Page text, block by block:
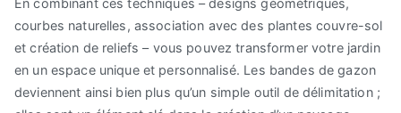
courbes naturelles, association avec des plantes couvre-sol
et création de reliefs – vous pouvez transformer votre jardin
en un espace unique et personnalisé. Les bandes de gazon
deviennent ainsi bien plus qu’un simple outil de délimitation ;